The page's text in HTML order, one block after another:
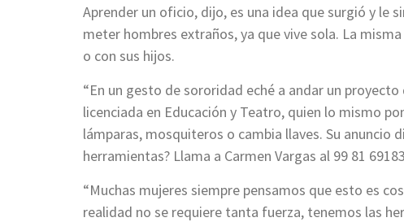
Aprender un oficio, dijo, es una idea que surgió y le
meter hombres extraños, ya que vive sola. La
o con sus hijos.
“En un gesto de sororidad eché a andar un
licenciada en Educación y Teatro, quien lo mismo
lámparas, mosquiteros o cambia llaves. Su anuncio
herramientas? Llama a Carmen Vargas al 99 81
“Muchas mujeres siempre pensamos que esto es
realidad no se requiere tanta fuerza, tenemos las